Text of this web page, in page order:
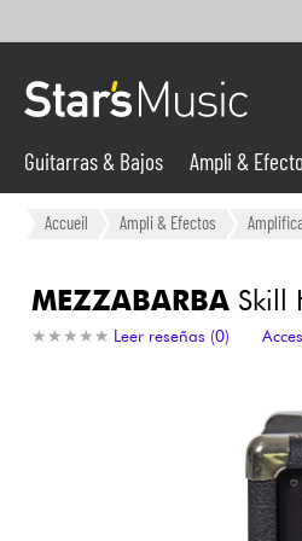
Guitarras & Bajos
Sintetizadores &
Violines y cuarteto
Guitarras & Bajos Ampli &
Accueil Ampli & Efectos
MEZZABARBASkill
★ ★ ★ ★ ★
★ ★ ★ ★ ★ Leer reseñas (0)